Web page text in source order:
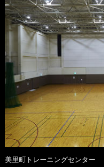
美里町トレーニングセンター